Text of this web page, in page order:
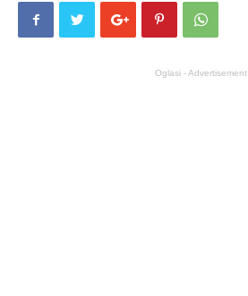
Oglasi - Advertisement